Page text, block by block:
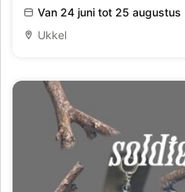
Van 24 juni tot 25 augustus
Ukkel